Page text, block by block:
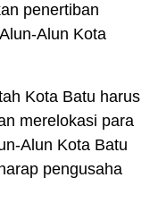
penertiban
Alun Kota
Kota Batu harus
merelokasi para
Alun Kota Batu
pengusaha